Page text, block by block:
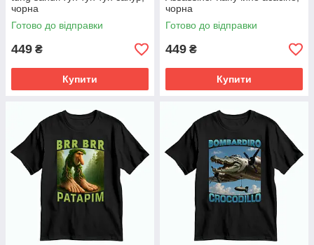
чорна
Готово до відправки
449 ₴
Купити
чорна
Готово до відправки
449 ₴
Купити